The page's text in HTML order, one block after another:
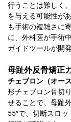
行うことは難しく
を与える可能性が
も手術の複雑さに
に、外科医が手術
ガイドツールが開
母趾外反骨矯正
チェブロン（オー
形チェブロン骨切
せることで、母趾
55°で、切断スロ